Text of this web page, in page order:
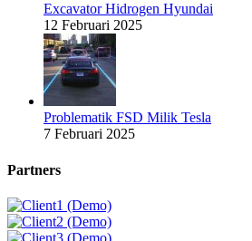
Excavator Hidrogen Hyundai
12 Februari 2025
Problematik FSD Milik Tesla
7 Februari 2025
Partners